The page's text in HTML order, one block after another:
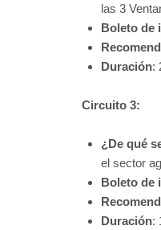
las 3
Boleto de
Duración:
Circuito 3:
¿De qué
el sector
Boleto de
Duración: